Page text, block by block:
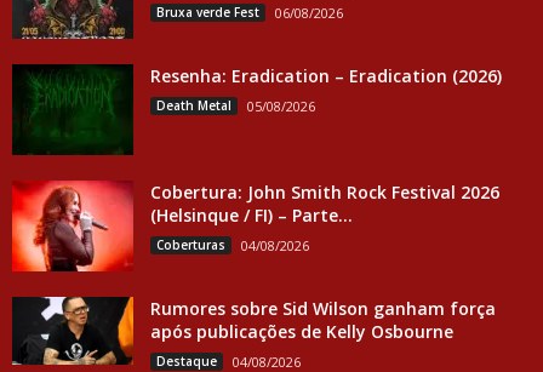
Bruxa verde Fest 06/08/2026
Resenha: Eradication – Eradication (2026)
Death Metal 05/08/2026
Cobertura: John Smith Rock Festival 2026
(Helsinque / FI) – Parte...
Coberturas 04/08/2026
Rumores sobre Sid Wilson ganham força
após publicações de Kelly Osbourne
Destaque 04/08/2026